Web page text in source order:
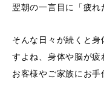
翌朝の一言目に「疲れ
そんな日々が続くと
すよね、身体や脳が
お客様やご家族にお手